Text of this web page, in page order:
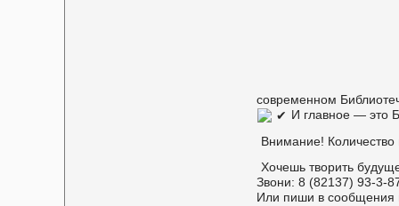
современном
И главное — это
Внимание! Количество
Хочешь творить
Звони: 8 (82137) 93-3-
Или пиши в сообщения